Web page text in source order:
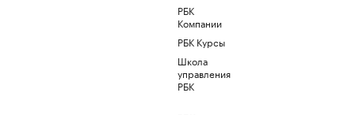
РБК
Компании
РБК Курсы
Школа
управления
РБК